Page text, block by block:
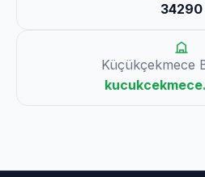
34290
Küçükçekmece